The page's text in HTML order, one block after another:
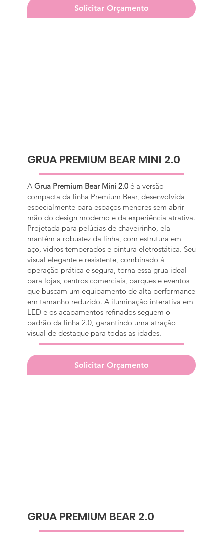
Solicitar Orçamento
GRUA PREMIUM BEAR MINI 2.0
A Grua Premium Bear Mini 2.0é a versão
compacta da linha Premium Bear, desenvolvida
especialmente para espaços menores sem abrir
mão do design moderno e da experiência atrativa.
Projetada para pelúcias de chaveirinho, ela
mantém a robustez da linha, com estrutura em
aço, vidros temperados e pintura eletrostática. Seu
visual elegante e resistente, combinado à
operação prática e segura, torna essa grua ideal
para lojas, centros comerciais, parques e eventos
que buscam um equipamento de alta performance
em tamanho reduzido. A iluminação interativa em
LED e os acabamentos refinados seguem o
padrão da linha 2.0, garantindo uma atração
visual de destaque para todas as idades.
Solicitar Orçamento
GRUA PREMIUM BEAR 2.0